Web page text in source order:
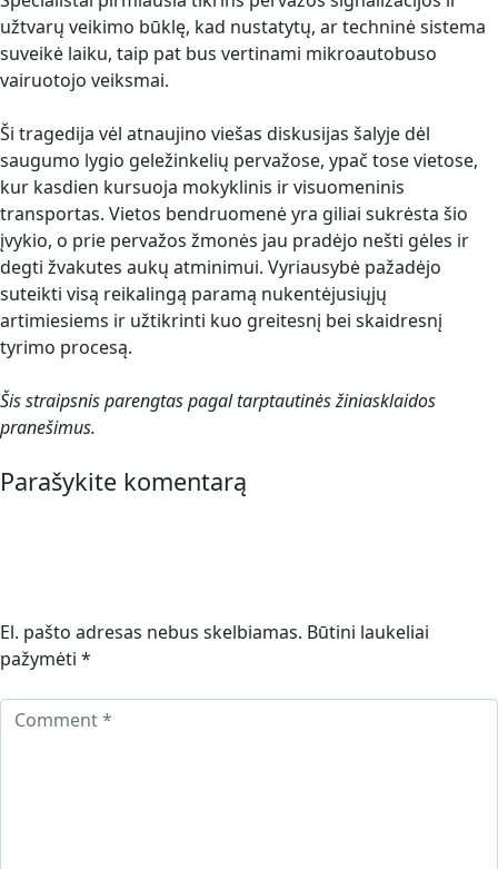
užtvarų veikimo būklę, kad nustatytų, ar techninė sistema
suveikė laiku, taip pat bus vertinami mikroautobuso
vairuotojo veiksmai.
Ši tragedija vėl atnaujino viešas diskusijas šalyje dėl
saugumo lygio geležinkelių pervažose, ypač tose vietose,
kur kasdien kursuoja mokyklinis ir visuomeninis
transportas. Vietos bendruomenė yra giliai sukrėsta šio
įvykio, o prie pervažos žmonės jau pradėjo nešti gėles ir
degti žvakutes aukų atminimui. Vyriausybė pažadėjo
suteikti visą reikalingą paramą nukentėjusiųjų
artimiesiems ir užtikrinti kuo greitesnį bei skaidresnį
tyrimo procesą.
Šis straipsnis parengtas pagal tarptautinės žiniasklaidos
pranešimus.
Parašykite komentarą
El. pašto adresas nebus skelbiamas. Būtini laukeliai
pažymėti *